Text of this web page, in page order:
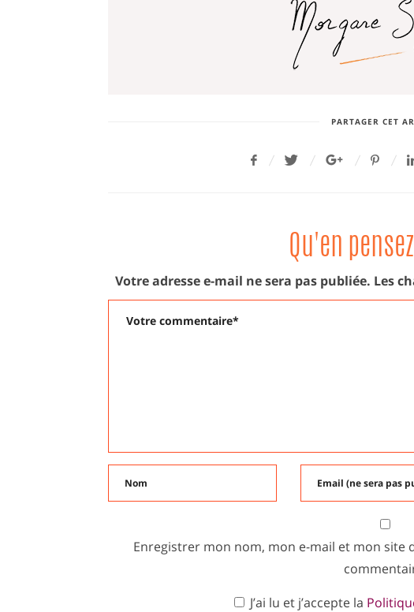
PARTAGER CET
Qu'en
Votre adresse e-mail ne sera pas publiée. Les
Enregistrer mon nom, mon e-mail et mon
J’ai lu et j’accepte la